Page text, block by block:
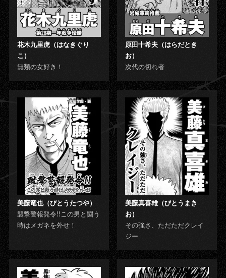
花木九里虎（はなきぐり
こ）
無類の女好き！
原田十希夫（はらだとき
お）
次代の切れ者
美藤竜也（びとうたつや）
襲撃警報発令!!この男と闘う
時はメガネを外せ！
美藤真喜雄（びとうまき
お）
その強さ、ただただクレイ
ジー